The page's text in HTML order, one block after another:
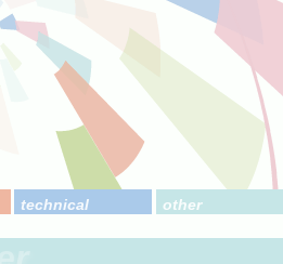
technical other